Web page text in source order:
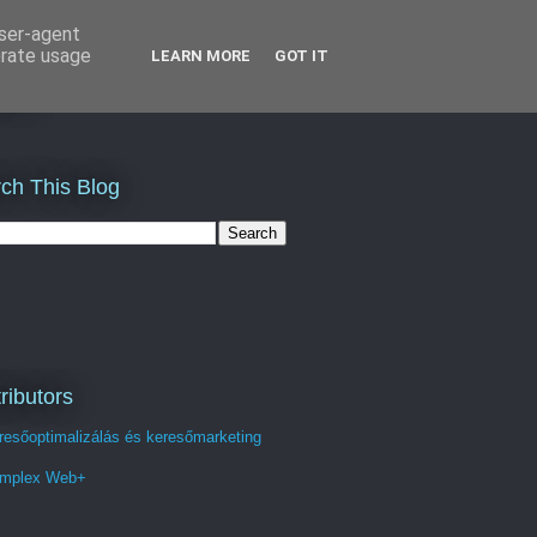
This Blog
és keresőmarketing
Web+
agent
usage
LEARN MORE GOT IT